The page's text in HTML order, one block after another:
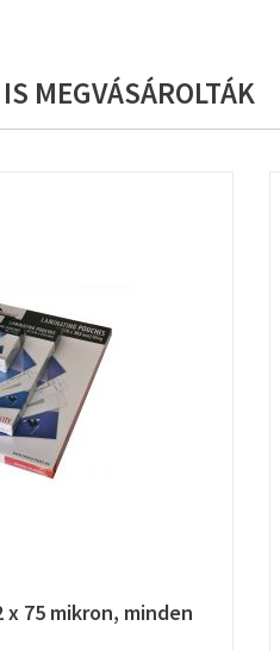
MEGVÁSÁROLTÁK
75 mikron, minden